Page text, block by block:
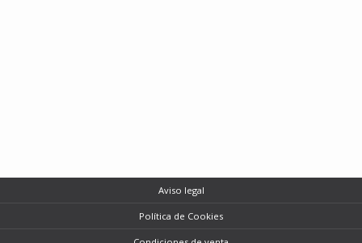
Aviso legal
Política de Cookies